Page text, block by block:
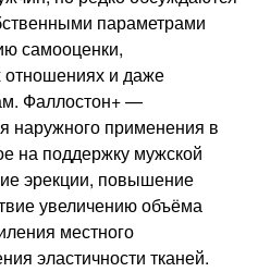
параметрами
самооценки,
отношениях и даже
Фаллостон+ —
наружного применения в
на поддержку мужской
эрекции, повышение
увеличению объёма
местного
эластичности тканей.